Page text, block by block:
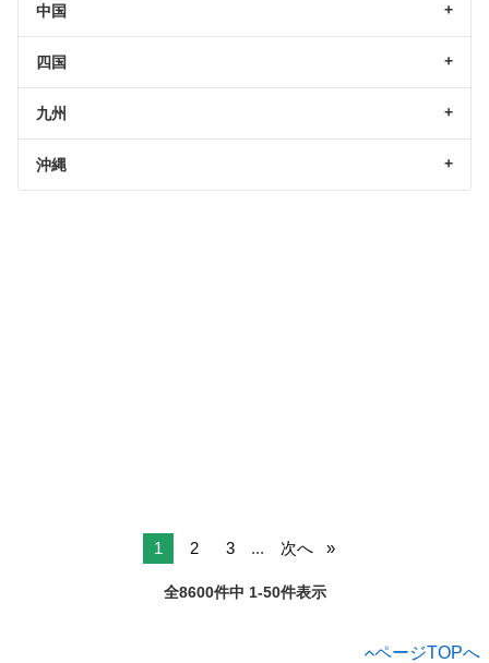
中国
四国
九州
沖縄
1 2 3 ... 次へ
全8600件中 1-50件表示
ページTOPへ